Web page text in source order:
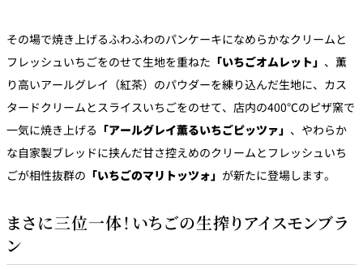
その場で焼き上げるふわふわのパンケーキになめらかなクリームと
フレッシュいちごをのせて生地を重ねた 「いちごオムレット」 、薫
り高いアールグレイ（紅茶）のパウダーを練り込んだ生地に、カス
タードクリームとスライスいちごをのせて、店内の400℃のピザ窯で
一気に焼き上げる 「アールグレイ薫るいちごピッツァ」 、やわらか
な自家製ブレッドに挟んだ甘さ控えめのクリームとフレッシュいち
ごが相性抜群の 「いちごのマリトッツォ」 が新たに登場します。
まさに三位一体！いちごの生搾りアイスモンブラ
ン